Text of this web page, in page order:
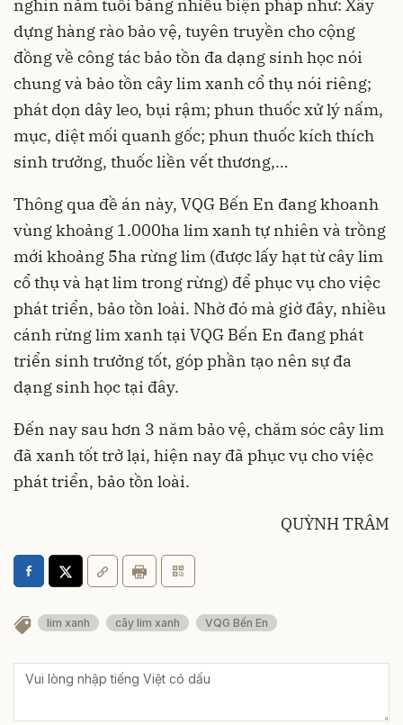
nghìn năm tuổi bằng nhiều biện pháp như: Xây
dựng hàng rào bảo vệ, tuyên truyền cho cộng
đồng về công tác bảo tồn đa dạng sinh học nói
chung và bảo tồn cây lim xanh cổ thụ nói riêng;
phát dọn dây leo, bụi rậm; phun thuốc xử lý nấm,
mục, diệt mối quanh gốc; phun thuốc kích thích
sinh trưởng, thuốc liền vết thương,…
Thông qua đề án này, VQG Bến En đang khoanh
vùng khoảng 1.000ha lim xanh tự nhiên và trồng
mới khoảng 5ha rừng lim (được lấy hạt từ cây lim
cổ thụ và hạt lim trong rừng) để phục vụ cho việc
phát triển, bảo tồn loài. Nhờ đó mà giờ đây, nhiều
cánh rừng lim xanh tại VQG Bến En đang phát
triển sinh trưởng tốt, góp phần tạo nên sự đa
dạng sinh học tại đây.
Đến nay sau hơn 3 năm bảo vệ, chăm sóc cây lim
đã xanh tốt trở lại, hiện nay đã phục vụ cho việc
phát triển, bảo tồn loài.
QUỲNH TRÂM
lim xanh cây lim xanh VQG Bến En